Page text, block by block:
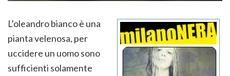
L’oleandro bianco è una
pianta velenosa, per
uccidere un uomo sono
sufficienti solamente